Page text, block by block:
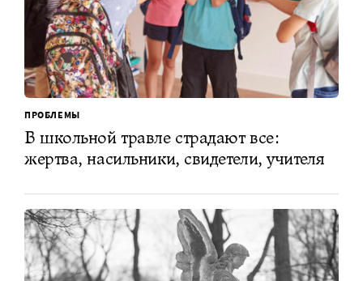
ПРОБЛЕМЫ
В школьной травле страдают все:
жертва, насильники, свидетели, учителя